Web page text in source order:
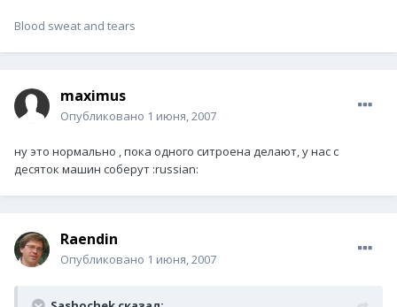
Blood sweat and tears
maximus
Опубликовано 1 июня, 2007
ну это нормально , пока одного ситроена делают, у нас с
десяток машин соберут :russian:
Raendin
Опубликовано 1 июня, 2007